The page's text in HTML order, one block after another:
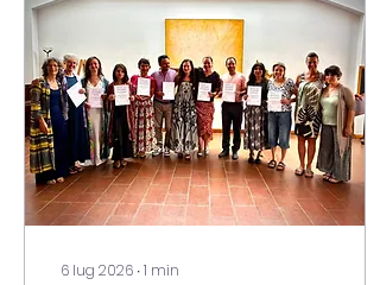
6 lug 2026 ∙1 min